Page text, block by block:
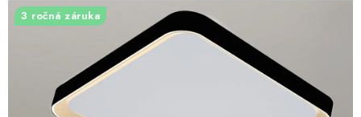
ELEKTROMATERIÁL
SAMSUNG SVIETIDLÁ
3 ročná záruka